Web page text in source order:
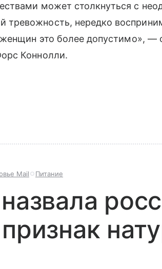
может столкнуться с
нередко
это более допустимо», —
Коннолли.
Mail Питание